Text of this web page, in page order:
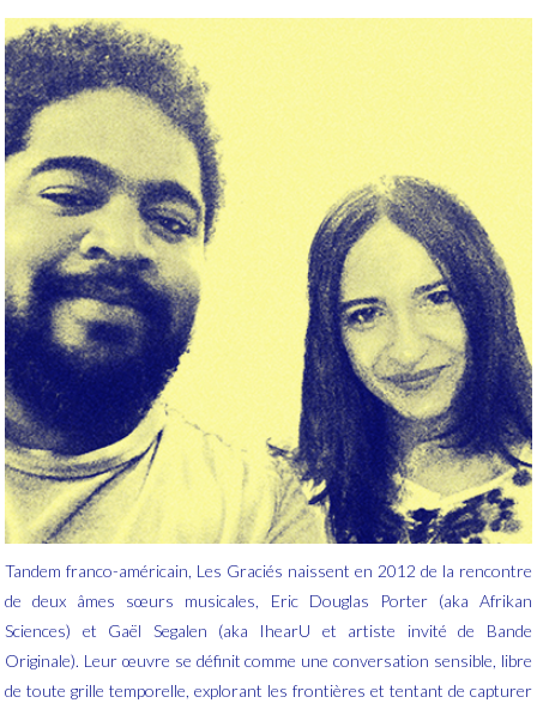
Tandem franco-américain, Les Graciés naissent en 2012 de la rencontre
de deux âmes sœurs musicales, Eric Douglas Porter (aka Afrikan
Sciences) et Gaël Segalen (aka IhearU et artiste invité de Bande
Originale). Leur œuvre se définit comme une conversation sensible, libre
de toute grille temporelle, explorant les frontières et tentant de capturer